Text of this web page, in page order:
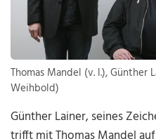
Thomas Mandel (v. l.), Günther
Weihbold)
Günther Lainer, seines